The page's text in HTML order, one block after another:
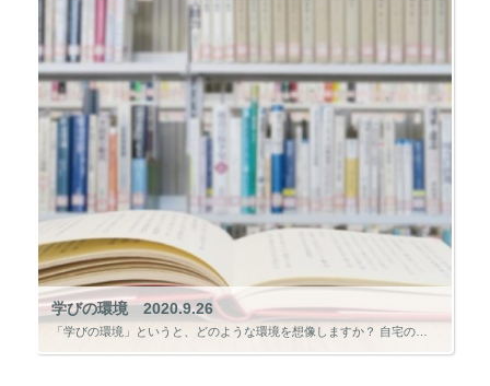
学びの環境 2020.9.26
「学びの環境」というと、どのような環境を想像しますか？ 自宅の自室、図書館、大学、専門学校など、色々な学びの環境があると思いますが、今回のコラムでは、「自主学習」ができる学びの環境について書きたいと思います。私が自主学習 […]